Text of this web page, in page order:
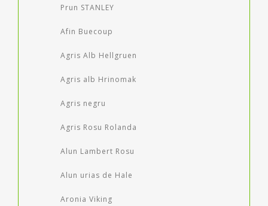
Prun STANLEY
Afin Buecoup
Agris Alb Hellgruen
Agris alb Hrinomak
Agris negru
Agris Rosu Rolanda
Alun Lambert Rosu
Alun urias de Hale
Aronia Viking